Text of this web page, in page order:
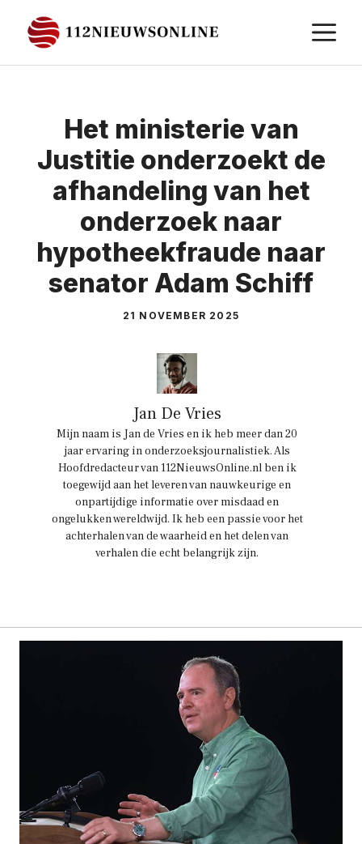
naar
de
Het ministerie van
Justitie onderzoekt de
afhandeling van het
onderzoek naar
hypotheekfraude naar
senator Adam Schiff
21 NOVEMBER 2025
Jan De Vries
Mijn naam is Jan de Vries en ik heb meer dan 20
jaar ervaring in onderzoeksjournalistiek. Als
Hoofdredacteur van 112NieuwsOnline.nl ben ik
toegewijd aan het leveren van nauwkeurige en
onpartijdige informatie over misdaad en
ongelukken wereldwijd. Ik heb een passie voor het
achterhalen van de waarheid en het delen van
verhalen die echt belangrijk zijn.